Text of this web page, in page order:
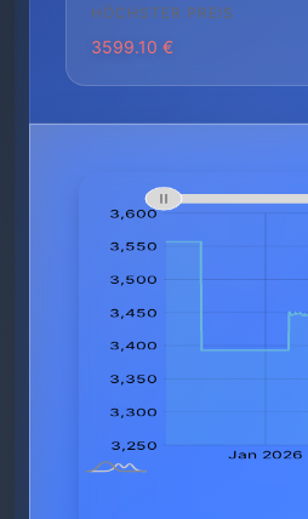
HÖCHSTER PREIS
3599.10 €